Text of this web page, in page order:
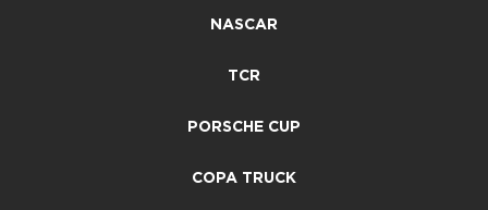
NASCAR
TCR
PORSCHE CUP
COPA TRUCK